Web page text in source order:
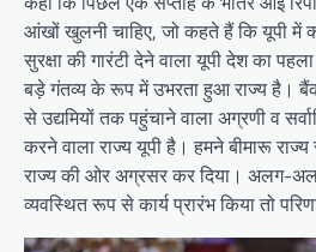
आंखों खुलनी चाहिए, जो कहते हैं कि यूपी में
सुरक्षा की गारंटी देने वाला यूपी देश का
बड़े गंतव्य के रूप में उभरता हुआ राज्य है।
से उद्यमियों तक पहुंचाने वाला अग्रणी व
करने वाला राज्य यूपी है। हमने बीमारू
राज्य की ओर अग्रसर कर दिया। अलग-
व्यवस्थित रूप से कार्य प्रारंभ किया तो